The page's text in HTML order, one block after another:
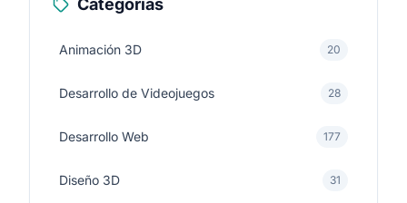
Categorías
Animación 3D 20
Desarrollo de Videojuegos 28
Desarrollo Web 177
Diseño 3D 31